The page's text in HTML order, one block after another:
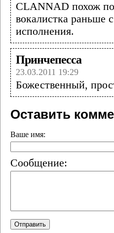
CLANNAD похож по
вокалистка раньше
исполнения.
Принчепесса
23.03.2011 19:29
Божественный,
Оставить
Ваше имя:
Сообщение: